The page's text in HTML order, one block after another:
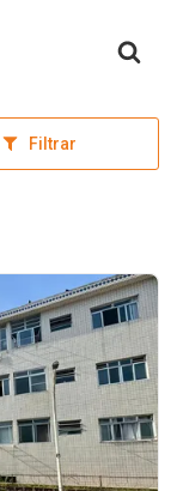
Filtrar